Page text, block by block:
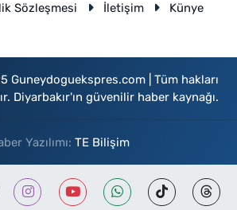
Sözleşmesi İletişim Künye
Guneydoguekspres.com | Tüm hakları
Diyarbakır'ın güvenilir haber kaynağı.
Yazılımı: TE Bilişim